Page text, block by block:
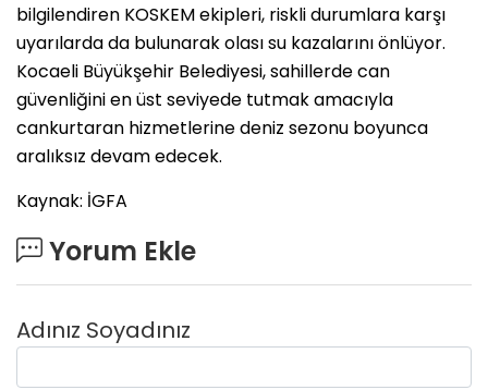
bilgilendiren KOSKEM ekipleri, riskli durumlara karşı
uyarılarda da bulunarak olası su kazalarını önlüyor.
Kocaeli Büyükşehir Belediyesi, sahillerde can
güvenliğini en üst seviyede tutmak amacıyla
cankurtaran hizmetlerine deniz sezonu boyunca
aralıksız devam edecek.
Kaynak: İGFA
Yorum Ekle
Adınız Soyadınız